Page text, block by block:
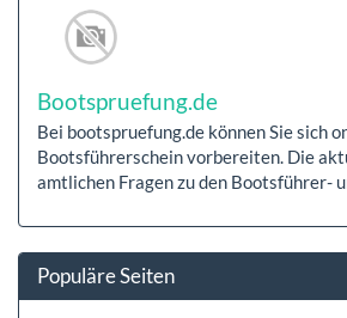
Bootspruefung.de
Bei bootspruefung.de können Sie sich
Bootsführerschein vorbereiten. Die
amtlichen Fragen zu den Bootsführer-
Populäre Seiten